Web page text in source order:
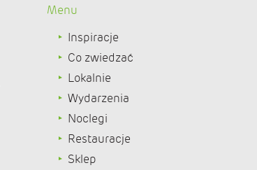
Menu
Inspiracje
Co zwiedzać
Lokalnie
Wydarzenia
Noclegi
Restauracje
Sklep